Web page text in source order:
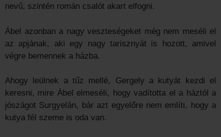
nevű, szintén román csalót akart elfogni.
Ábel azonban a nagy veszteségeket még nem meséli el
az apjának, aki egy nagy tarisznyát is hozott, amivel
végre bemennek a házba.
Ahogy leülnek a tűz mellé, Gergely a kutyát kezdi el
keresni, mire Ábel elmeséli, hogy vadította el a háztól a
jószágot Surgyelán, bár azt egyelőre nem említi, hogy a
kutya fél szeme is oda van.